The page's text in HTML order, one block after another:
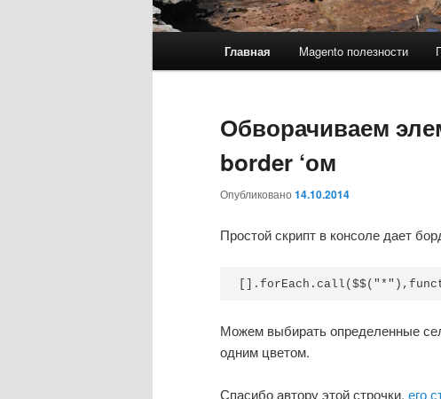
Перейти к основному
Перейти к дополнительному
Главная Magento полезности
Обворачиваем
border ‘ом
Опубликовано 14.10.2014
Простой скрипт в консоле дает
Можем выбирать определенные
одним цветом.
Спасибо автору этой строчки, его